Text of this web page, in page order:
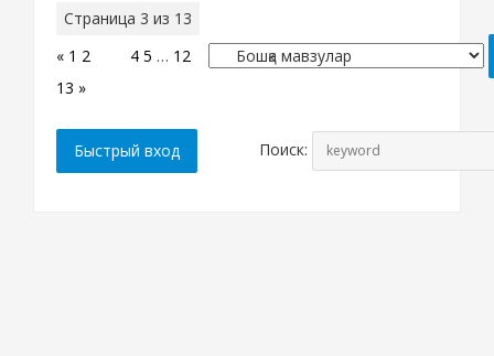
Страница 3 из 13
« 1 2 4 5 … 12
13 »
Поиск: